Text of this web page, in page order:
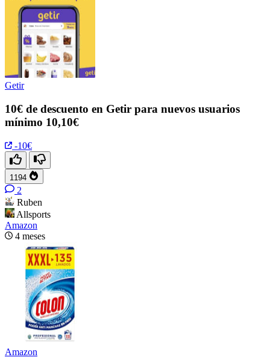
Getir
10€ de descuento en Getir para nuevos usuarios
mínimo 10,10€
-10€
1194
2
Ruben
Allsports
Amazon
4 meses
Amazon